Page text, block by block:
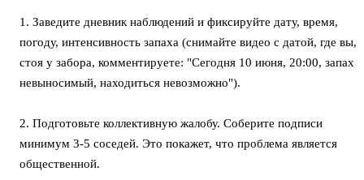
1. Заведите дневник наблюдений и фиксируйте дату, время,
погоду, интенсивность запаха (снимайте видео с датой, где вы,
стоя у забора, комментируете: "Сегодня 10 июня, 20:00, запах
невыносимый, находиться невозможно").
2. Подготовьте коллективную жалобу. Соберите подписи
минимум 3-5 соседей. Это покажет, что проблема является
общественной.